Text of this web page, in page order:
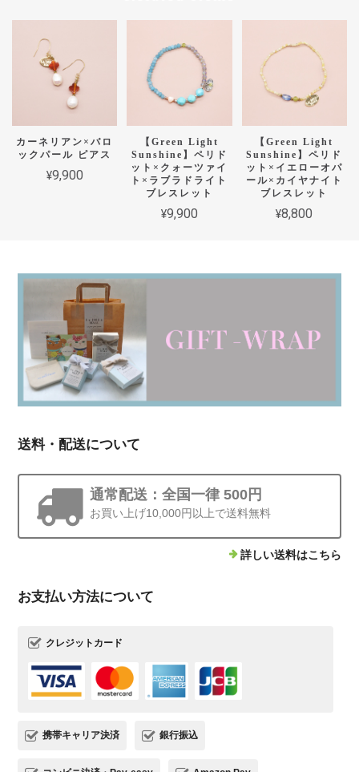
カーネリアン×バロ
ックパール ピアス
¥9,900
【Green Light
Sunshine】ペリド
ット×クォーツァイ
ト×ラブラドライト
ブレスレット
¥9,900
【Green Light
Sunshine】ペリド
ット×イエローオパ
ール×カイヤナイト
ブレスレット
¥8,800
送料・配送について
通常配送：全国一律 500円
お買い上げ10,000円以上で送料無料
詳しい送料はこちら
お支払い方法について
クレジットカード
携帯キャリア決済 銀行振込